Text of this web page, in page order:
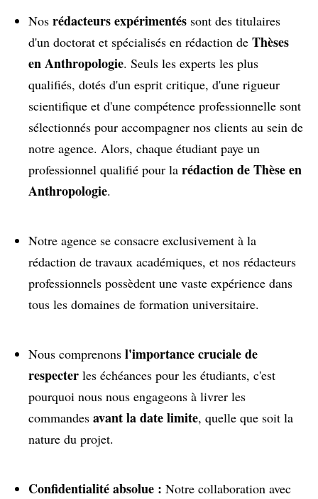
Nos rédacteurs expérimentés sont des titulaires
d'un doctorat et spécialisés en rédaction de Thèses
en Anthropologie. Seuls les experts les plus
qualifiés, dotés d'un esprit critique, d'une rigueur
scientifique et d'une compétence professionnelle sont
sélectionnés pour accompagner nos clients au sein de
notre agence. Alors, chaque étudiant paye un
professionnel qualifié pour la rédaction de Thèse en
Anthropologie.
Notre agence se consacre exclusivement à la
rédaction de travaux académiques, et nos rédacteurs
professionnels possèdent une vaste expérience dans
tous les domaines de formation universitaire.
Nous comprenons l'importance cruciale de
respecter les échéances pour les étudiants, c'est
pourquoi nous nous engageons à livrer les
commandes avant la date limite, quelle que soit la
nature du projet.
Confidentialité absolue : Notre collaboration avec